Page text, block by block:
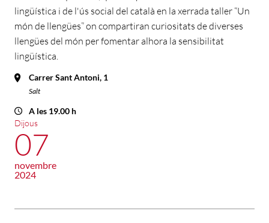
lingüística i de l'ús social del català en la xerrada taller “Un
món de llengües” on compartiran curiositats de diverses
llengües del món per fomentar alhora la sensibilitat
lingüística.
Carrer Sant Antoni, 1
Salt
A les 19.00 h
Dijous
07
novembre
2024